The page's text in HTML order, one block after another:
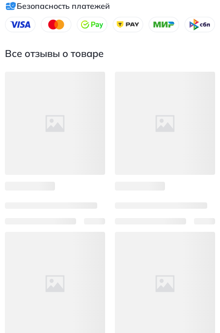
Безопасность платежей
Все отзывы о товаре